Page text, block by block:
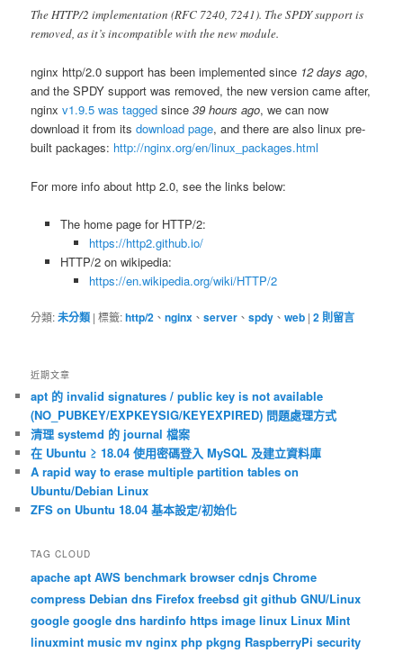
The HTTP/2 implementation (RFC 7240, 7241). The SPDY support is
removed, as it’s incompatible with the new module.
nginx http/2.0 support has been implemented since 12 days ago,
and the SPDY support was removed, the new version came after,
nginxv1.9.5 was tagged since39 hours ago, we can now
download it from itsdownload page, and there are also linux pre-
built packages: http://nginx.org/en/linux_packages.html
For more info about http 2.0, see the links below:
The home page for HTTP/2:
https://http2.github.io/
HTTP/2 on wikipedia:
https://en.wikipedia.org/wiki/HTTP/2
分類:未分類 |標籤:http/2 、nginx 、server 、spdy 、web |2則留言
近期文章
apt 的 invalid signatures / public key is not available
(NO_PUBKEY/EXPKEYSIG/KEYEXPIRED) 問題處理方式
清理 systemd 的 journal 檔案
在 Ubuntu ≥ 18.04 使用密碼登入 MySQL 及建立資料庫
A rapid way to erase multiple partition tables on
Ubuntu/Debian Linux
ZFS on Ubuntu 18.04 基本設定/初始化
TAG CLOUD
apache apt AWS benchmark browser cdnjs Chrome
compress Debian dns Firefox freebsd git github GNU/Linux
google google dns hardinfo https image linux Linux Mint
linuxmint music mv nginx php pkgng RaspberryPi security